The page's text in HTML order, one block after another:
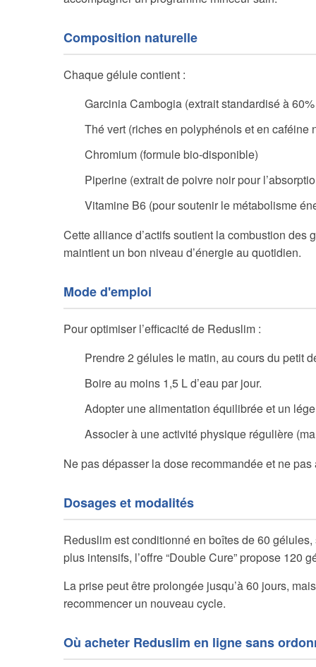
Composition naturelle
Chaque gélule contient :
Garcinia Cambogia (extrait standardisé à
Thé vert (riches en polyphénols et en caféine
Chromium (formule bio-disponible)
Piperine (extrait de poivre noir pour
Vitamine B6 (pour soutenir le métabolisme
Cette alliance d’actifs soutient la combustion
maintient un bon niveau d’énergie au quotidien.
Mode d'emploi
Pour optimiser l’efficacité de Reduslim :
Prendre 2 gélules le matin, au cours du petit
Boire au moins 1,5 L d’eau par jour.
Adopter une alimentation équilibrée et un
Associer à une activité physique régulière
Ne pas dépasser la dose recommandée et ne
Dosages et modalités
Reduslim est conditionné en boîtes de 60
plus intensifs, l’offre “Double Cure” propose 120
La prise peut être prolongée jusqu’à 60 jours,
recommencer un nouveau cycle.
Où acheter Reduslim en ligne sans